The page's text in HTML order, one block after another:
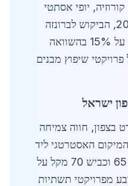
יופי אסתטי
וחוזק מכני גבוה. בשנת 2026, הביקוש לברונזה
למבנים מחיר בעפולה עולה על 15% בהשוואה
שיפוץ מבנים
ישראל
בצפון, חווה צמיחה
המיקום האסטרטגי ליד
כבישים ראשיים כמו כביש 65 וכביש 70 מקל על
מפרויקטי תשתיות